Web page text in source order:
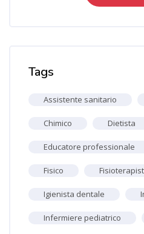
Tags
Assistente sanitario
Chimico Dietista
Educatore professionale
Fisico
Igienista dentale
Infermiere pediatrico